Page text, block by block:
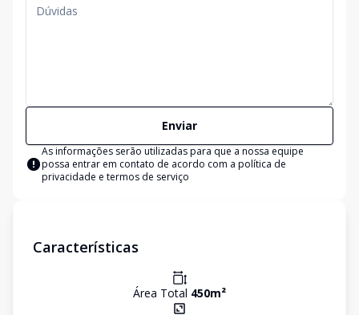
Enviar
As informações serão utilizadas para que a nossa equipe
possa entrar em contato de acordo com a política de
privacidade e termos de serviço
Características
Área Total 450m²